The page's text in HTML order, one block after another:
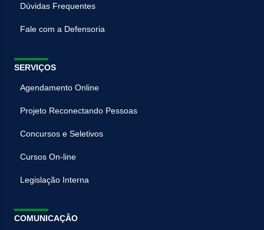
Dúvidas Frequentes
Fale com a Defensoria
SERVIÇOS
Agendamento Online
Projeto Reconectando Pessoas
Concursos e Seletivos
Cursos On-line
Legislação Interna
COMUNICAÇÃO